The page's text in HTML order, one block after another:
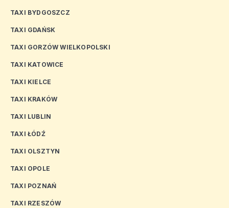
TAXI BYDGOSZCZ
TAXI GDAŃSK
TAXI GORZÓW WIELKOPOLSKI
TAXI KATOWICE
TAXI KIELCE
TAXI KRAKÓW
TAXI LUBLIN
TAXI ŁÓDŹ
TAXI OLSZTYN
TAXI OPOLE
TAXI POZNAŃ
TAXI RZESZÓW